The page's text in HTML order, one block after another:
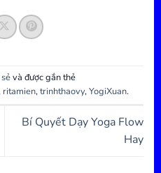
và được gắn thẻ
ritamien,trinhthaovy,YogiXuan.
Bí Quyết Dạy Yoga Flow
Hay